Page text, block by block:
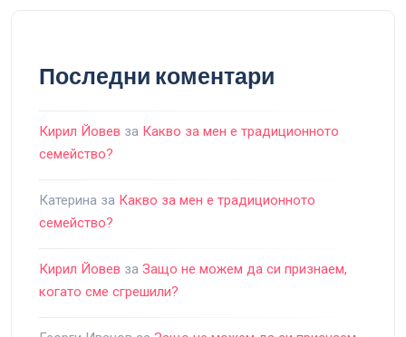
Последни коментари
Кирил Йовев за Какво за мен е традиционното
семейство?
Катерина за Какво за мен е традиционното
семейство?
Кирил Йовев за Защо не можем да си признаем,
когато сме сгрешили?